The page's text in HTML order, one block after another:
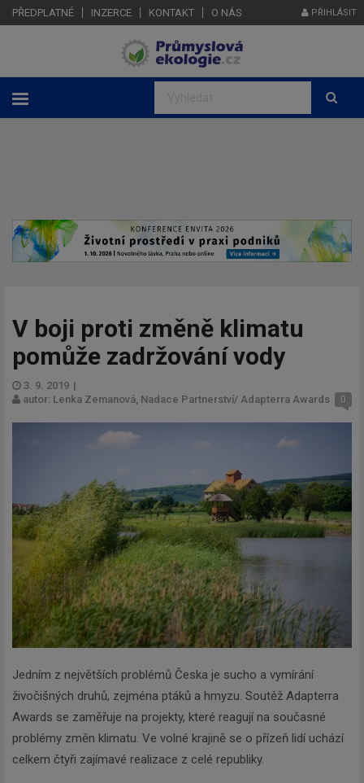
PŘEDPLATNÉ INZERCE KONTAKT O NÁS PŘIHLÁSIT
V boji proti změně klimatu
pomůže zadržování vody
3. 9. 2019 |
autor: Lenka Zemanová, Nadace Partnerství/ Adapterra Awards
0
Jedním z největších problémů Česka je sucho a vymírání
živočišných druhů, zejména ptáků a hmyzu. Soutěž Adapterra
Awards se zaměřuje na projekty, které reagují na současné
problémy změn klimatu. Ve volné krajině se o přízeň lidí uchází
celkem čtyři zajímavé realizace z celé republiky.